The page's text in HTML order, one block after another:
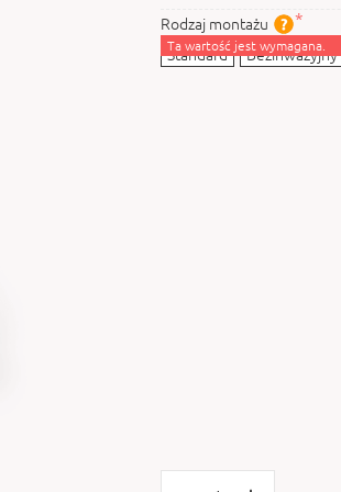
Rodzaj montażu
Standard
Bezinwazyjny
Ta wartość jest wymagana.